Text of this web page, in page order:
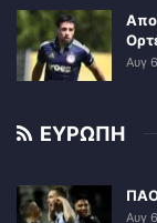
Αυγ
ΕΥΡΩΠΗ
Αυγ